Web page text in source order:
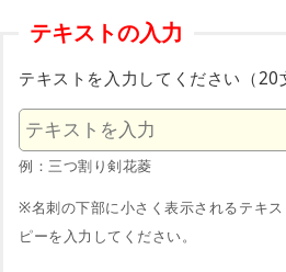
テキストの入力
テキストを入力してください（20
例：三つ割り剣花菱
※名刺の下部に小さく表示されるテキ
ピーを入力してください。